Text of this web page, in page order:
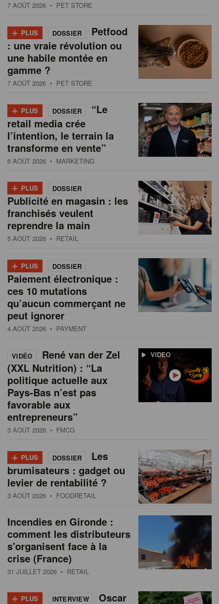
7 AOÛT 2026 • PET STORE
+ PLUS DOSSIER
Petfood
: une vraie révolution ou
une habile montée en
gamme ?
7 AOÛT 2026 • PET STORE
+ PLUS DOSSIER
“Le
retail media crée
l’intention, le terrain la
transforme en vente”
6 AOÛT 2026 • MARKETING
+ PLUS DOSSIER
Publicité en magasin : les
franchisés veulent
reprendre la main
5 AOÛT 2026 • RETAIL
+ PLUS DOSSIER
Paiement électronique :
ces 10 mutations
qu’aucun commerçant ne
peut ignorer
4 AOÛT 2026 • PAYMENT
VIDEO
VIDÉO
René van der Zel
(XXL Nutrition) : “La
politique actuelle aux
Pays-Bas n’est pas
favorable aux
entrepreneurs”
3 AOÛT 2026 • FMCG
+ PLUS DOSSIER
Les
brumisateurs : gadget ou
levier de rentabilité ?
3 AOÛT 2026 • FOODRETAIL
Incendies en Gironde :
comment les distributeurs
s'organisent face à la
crise (France)
31 JUILLET 2026 • RETAIL
+ PLUS INTERVIEW Oscar